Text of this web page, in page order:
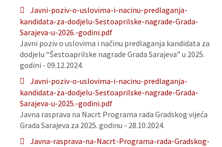
Javni-poziv-o-uslovima-i-nacinu-predlaganja-
kandidata-za-dodjelu-Sestoaprilske-nagrade-Grada-
Sarajeva-u-2026.-godini.pdf
Javni poziv o uslovima i načinu predlaganja kandidata za
dodjelu “Šestoaprilske nagrade Grada Sarajeva” u 2025.
godini - 09.12.2024.
Javni-poziv-o-uslovima-i-nacinu-predlaganja-
kandidata-za-dodjelu-Sestoaprilske-nagrade-Grada-
Sarajeva-u-2025.-godini.pdf
Javna rasprava na Nacrt Programa rada Gradskog vijeća
Grada Sarajeva za 2025. godinu - 28.10.2024.
Javna-rasprava-na-Nacrt-Programa-rada-Gradskog-